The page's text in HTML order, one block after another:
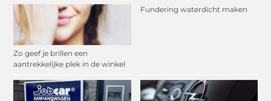
Zo geef je brillen een
aantrekkelijke plek in de winkel
Fundering waterdicht maken